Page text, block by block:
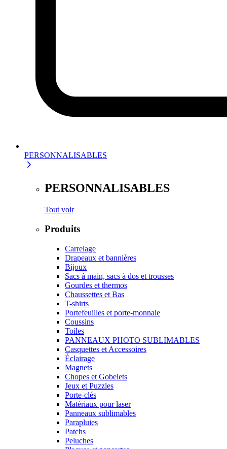
PERSONNALISABLES
PERSONNALISABLES
Tout voir
Produits
Carrelage
Drapeaux et bannières
Bijoux
Sacs à main, sacs à dos et trousses
Gourdes et thermos
Chaussettes et Bas
T-shirts
Portefeuilles et porte-monnaie
Coussins
Toiles
PANNEAUX PHOTO SUBLIMABLES
Casquettes et Accessoires
Éclairage
Magnets
Chopes et Gobelets
Jeux et Puzzles
Porte-clés
Matériaux pour laser
Panneaux sublimables
Parapluies
Patchs
Peluches